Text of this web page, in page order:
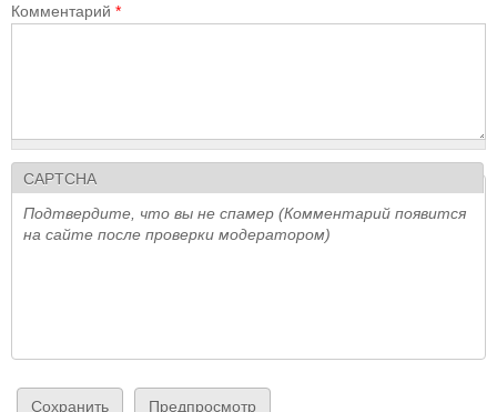
Комментарий *
CAPTCHA
Подтвердите, что вы не спамер (Комментарий появится
на сайте после проверки модератором)